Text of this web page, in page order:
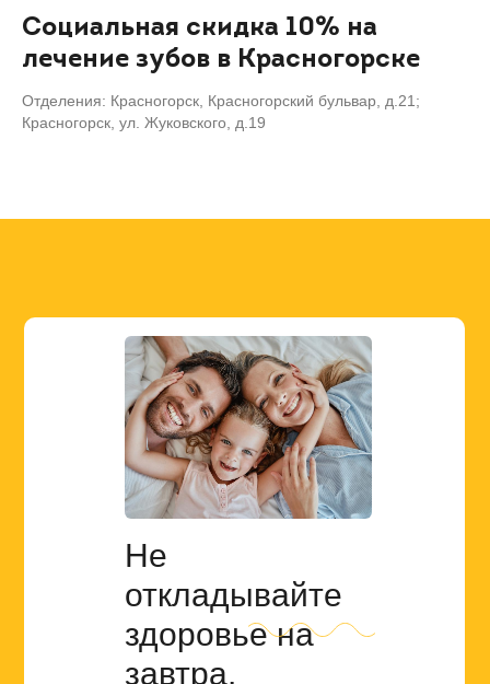
Социальная скидка 10% на
лечение зубов в Красногорске
Отделения: Красногорск, Красногорский бульвар, д.21;
Красногорск, ул. Жуковского, д.19
Не
откладывайте
здоровьена
завтра.